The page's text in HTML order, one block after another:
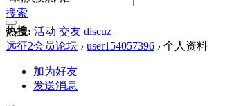
搜索
热搜: 活动 交友 discuz
远征2会员论坛 › user154057396 › 个人资料
加为好友
发送消息